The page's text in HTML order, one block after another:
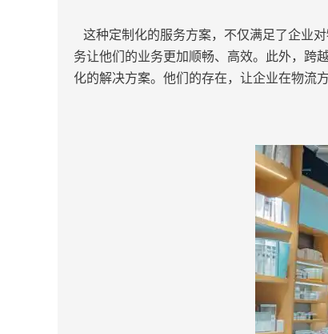
这种定制化的服务方案，不仅满足了企业
务让他们的业务更加顺畅、高效。此外，跨
化的解决方案。他们的存在，让企业在物流